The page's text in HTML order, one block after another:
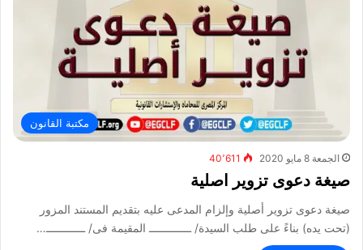
مكتبة القانون
الجمعة 8 مايو 2020 40٬611
صيغة دعوى تزوير اصلية
صيغة دعوى تزوير أصلية وإلزام المدعى عليه بتقديم المستند المزور
(تحت يده) بناءً على طلب السيدة/ ـــــــــــــ المقيمة فى/ ــــــــــــ…